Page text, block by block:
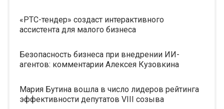
«РТС-тендер» создаст интерактивного
ассистента для малого бизнеса
Безопасность бизнеса при внедрении ИИ-
агентов: комментарии Алексея Кузовкина
Мария Бутина вошла в число лидеров рейтинга
эффективности депутатов VIII созыва